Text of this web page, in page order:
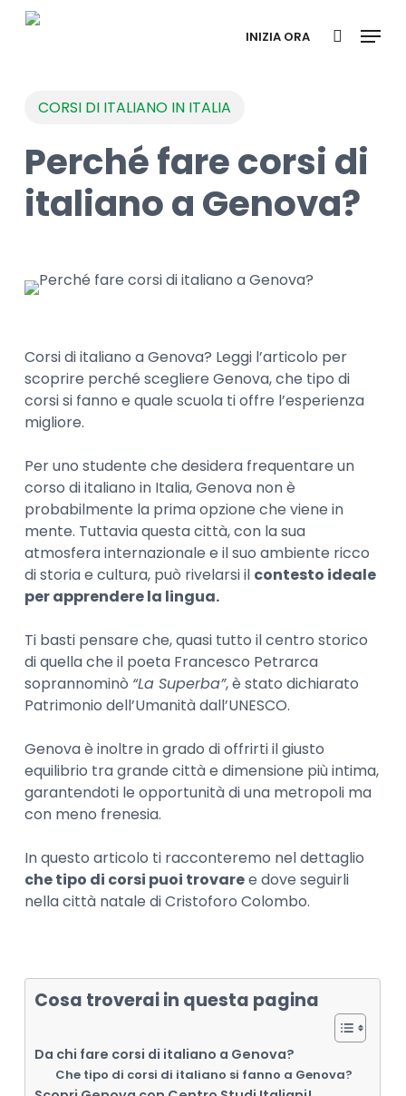
Skip
INIZIA ORA search
Menu
CORSI DI ITALIANO IN ITALIA
Perché fare corsi di
italiano a Genova?
Corsi di italiano a Genova? Leggi l’articolo per
scoprire perché scegliere Genova, che tipo di
corsi si fanno e quale scuola ti offre l’esperienza
migliore.
Per uno studente che desidera frequentare un
corso di italiano in Italia, Genova non è
probabilmente la prima opzione che viene in
mente. Tuttavia questa città, con la sua
atmosfera internazionale e il suo ambiente ricco
di storia e cultura, può rivelarsi il contesto ideale
per apprendere la lingua.
Ti basti pensare che, quasi tutto il centro storico
di quella che il poeta Francesco Petrarca
soprannominò “La Superba”, è stato dichiarato
Patrimonio dell’Umanità dall’UNESCO.
Genova è inoltre in grado di offrirti il giusto
equilibrio tra grande città e dimensione più intima,
garantendoti le opportunità di una metropoli ma
con meno frenesia.
In questo articolo ti racconteremo nel dettaglio
che tipo di corsi puoi trovaree dove seguirli
nella città natale di Cristoforo Colombo.
Cosa troverai in questa pagina
Da chi fare corsi di italiano a Genova?
Che tipo di corsi di italiano si fanno a Genova?